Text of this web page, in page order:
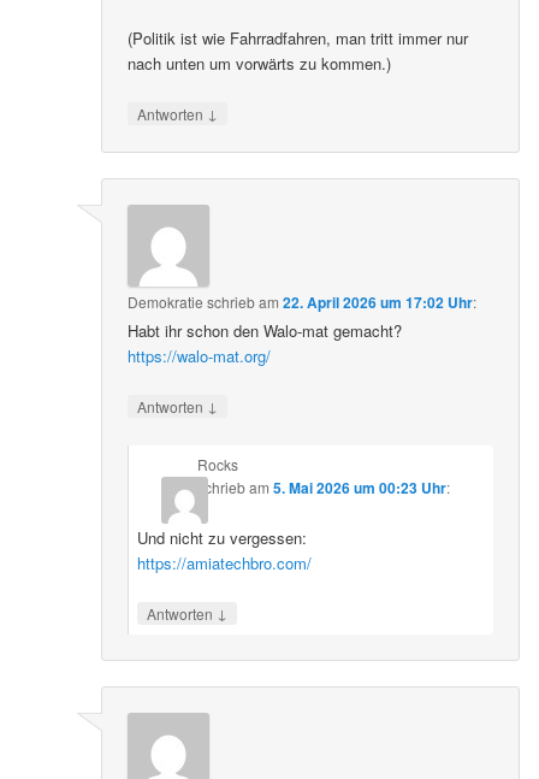
(Politik ist wie Fahrradfahren, man tritt immer nur
nach unten um vorwärts zu kommen.)
Antworten ↓
Demokratie schriebam22. April 2026 um 17:02 Uhr:
Habt ihr schon den Walo-mat gemacht?
https://walo-mat.org/
Antworten ↓
Rocks
schriebam 5. Mai 2026 um 00:23 Uhr:
Und nicht zu vergessen:
https://amiatechbro.com/
Antworten ↓